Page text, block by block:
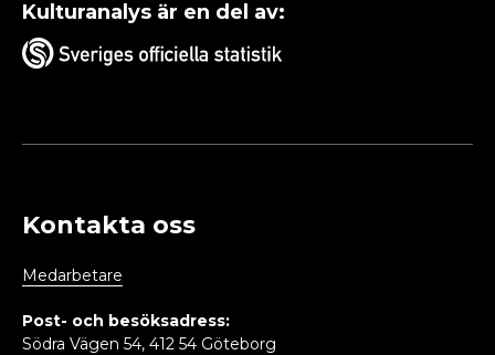
Kulturanalys är en del av:
Kontakta oss
Medarbetare
Post- och besöksadress:
Södra Vägen 54, 412 54 Göteborg